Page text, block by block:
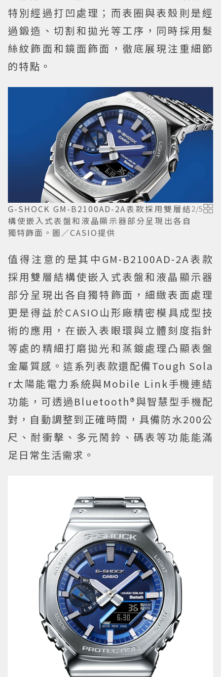
特別經過打凹處理；而表圈與表殼則是經
過鍛造、切割和拋光等工序，同時採用髮
絲紋飾面和鏡面飾面，徹底展現注重細節
的特點。
G-SHOCK GM-B2100AD-2A表款採用雙層結
構使嵌入式表盤和液晶顯示器部分呈現出各自
獨特飾面。圖／CASIO提供
2/5
值得注意的是其中GM-B2100AD-2A表款
採用雙層結構使嵌入式表盤和液晶顯示器
部分呈現出各自獨特飾面，細緻表面處理
更是得益於CASIO山形廠精密模具成型技
術的應用，在嵌入表眼環與立體刻度指針
等處的精細打磨拋光和蒸鍍處理凸顯表盤
金屬質感。這系列表款還配備Tough Sola
r太陽能電力系統與Mobile Link手機連結
功能，可透過Bluetooth®與智慧型手機配
對，自動調整到正確時間，具備防水200公
尺、耐衝擊、多元鬧鈴、碼表等功能能滿
足日常生活需求。